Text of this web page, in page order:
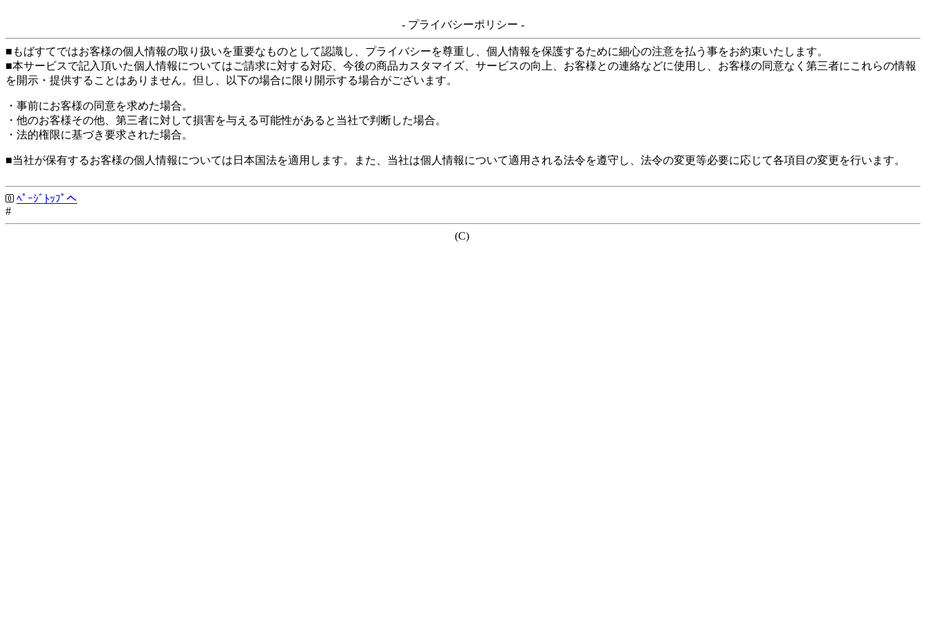
- プライバシーポリシー -
■もばすてではお客様の個人情報の取り扱いを重要なものとして認識し、プライバシーを尊重し、個人情報を保護するために細心の注意を払う事をお約束いたします。
■本サービスで記入頂いた個人情報についてはご請求に対する対応、今後の商品カスタマイズ、サービスの向上、お客様との連絡などに使用し、お客様の同意なく第三者にこれらの情報
を開示・提供することはありません。但し、以下の場合に限り開示する場合がございます。
・事前にお客様の同意を求めた場合。
・他のお客様その他、第三者に対して損害を与える可能性があると当社で判断した場合。
・法的権限に基づき要求された場合。
■当社が保有するお客様の個人情報については日本国法を適用します。また、当社は個人情報について適用される法令を遵守し、法令の変更等必要に応じて各項目の変更を行います。
ﾍﾟｰｼﾞﾄｯﾌﾟへ
#
(C)